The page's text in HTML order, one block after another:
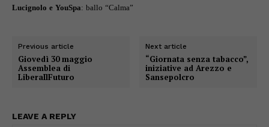
Lucignolo e YouSpa: ballo “Calma”
Previous article
Giovedì 30 maggio
Assemblea di
LiberaIlFuturo
Next article
“Giornata senza tabacco”,
iniziative ad Arezzo e
Sansepolcro
LEAVE A REPLY